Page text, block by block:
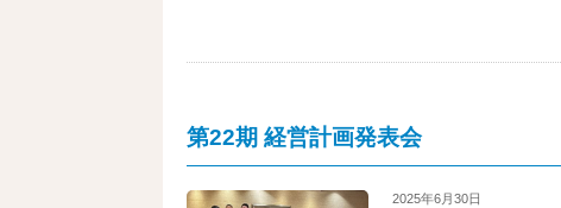
第22期 経営計画発表会
2025年6月30日